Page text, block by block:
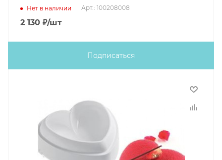
Нет в наличии Арт.: 100208008
2 130 ₽/шт
Подписаться